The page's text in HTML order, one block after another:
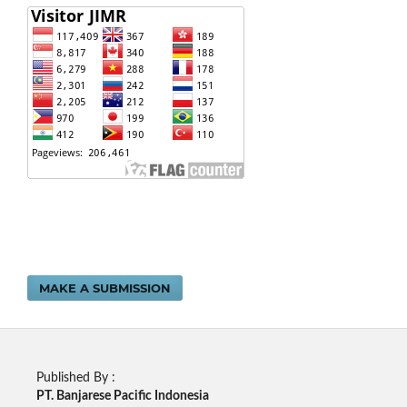
MAKE A SUBMISSION
Published By :
PT. Banjarese Pacific Indonesia